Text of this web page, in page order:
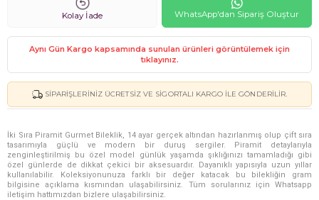
Kolay İade WhatsApp'dan Sipariş Oluştur
Aynı Gün Kargo kapsamında sunulan ürünleri görüntülemek için
tıklayınız.
SIPARIŞLERINIZ ÜCRETSIZ VE SIGORTALI KARGO ILE GÖNDERILIR.
İki Sıra Piramit Gurmet Bileklik, 14 ayar gerçek altından hazırlanmış olup çift sıra
tasarımıyla güçlü ve modern bir duruş sergiler. Piramit detaylarıyla
zenginleştirilmiş bu özel model günlük yaşamda şıklığınızı tamamladığı gibi
özel günlerde de dikkat çekici bir aksesuardır. Dayanıklı yapısıyla uzun yıllar
kullanılabilir. Koleksiyonunuza farklı bir değer katacak bu bilekliğin gram
bilgisine açıklama kısmından ulaşabilirsiniz. Tüm sorularınız için Whatsapp
iletişim hattımızdan bizlere ulaşabilirsiniz.